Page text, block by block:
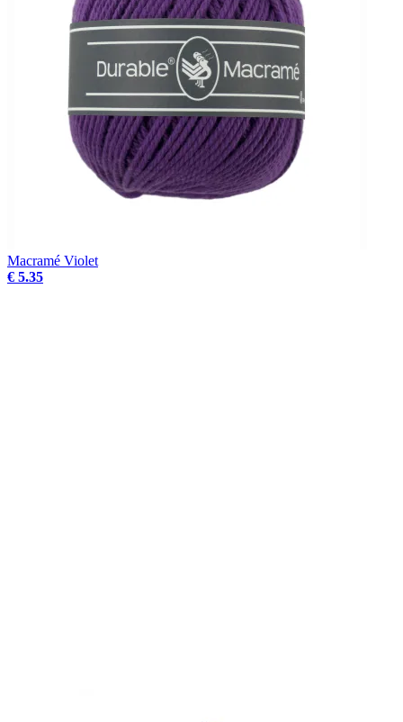
Macramé Violet
€ 5.35